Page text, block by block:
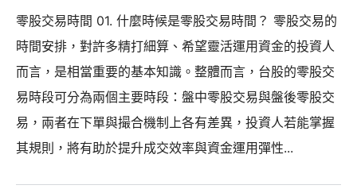
零股交易時間 01. 什麼時候是零股交易時間？ 零股交易的
時間安排，對許多精打細算、希望靈活運用資金的投資人
而言，是相當重要的基本知識。整體而言，台股的零股交
易時段可分為兩個主要時段：盤中零股交易與盤後零股交
易，兩者在下單與撮合機制上各有差異，投資人若能掌握
其規則，將有助於提升成交效率與資金運用彈性...